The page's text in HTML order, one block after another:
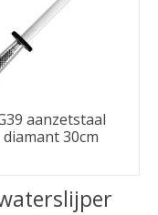
aanzetstaal
diamant 30cm